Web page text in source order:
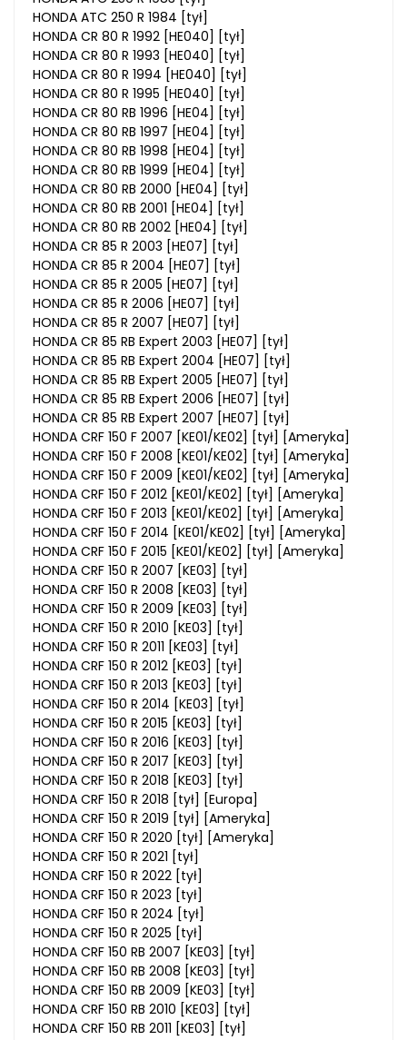
HONDA ATC 250 R 1984 [tył]
HONDA CR 80 R 1992 [HE040] [tył]
HONDA CR 80 R 1993 [HE040] [tył]
HONDA CR 80 R 1994 [HE040] [tył]
HONDA CR 80 R 1995 [HE040] [tył]
HONDA CR 80 RB 1996 [HE04] [tył]
HONDA CR 80 RB 1997 [HE04] [tył]
HONDA CR 80 RB 1998 [HE04] [tył]
HONDA CR 80 RB 1999 [HE04] [tył]
HONDA CR 80 RB 2000 [HE04] [tył]
HONDA CR 80 RB 2001 [HE04] [tył]
HONDA CR 80 RB 2002 [HE04] [tył]
HONDA CR 85 R 2003 [HE07] [tył]
HONDA CR 85 R 2004 [HE07] [tył]
HONDA CR 85 R 2005 [HE07] [tył]
HONDA CR 85 R 2006 [HE07] [tył]
HONDA CR 85 R 2007 [HE07] [tył]
HONDA CR 85 RB Expert 2003 [HE07] [tył]
HONDA CR 85 RB Expert 2004 [HE07] [tył]
HONDA CR 85 RB Expert 2005 [HE07] [tył]
HONDA CR 85 RB Expert 2006 [HE07] [tył]
HONDA CR 85 RB Expert 2007 [HE07] [tył]
HONDA CRF 150 F 2007 [KE01/KE02] [tył] [Ameryka]
HONDA CRF 150 F 2008 [KE01/KE02] [tył] [Ameryka]
HONDA CRF 150 F 2009 [KE01/KE02] [tył] [Ameryka]
HONDA CRF 150 F 2012 [KE01/KE02] [tył] [Ameryka]
HONDA CRF 150 F 2013 [KE01/KE02] [tył] [Ameryka]
HONDA CRF 150 F 2014 [KE01/KE02] [tył] [Ameryka]
HONDA CRF 150 F 2015 [KE01/KE02] [tył] [Ameryka]
HONDA CRF 150 R 2007 [KE03] [tył]
HONDA CRF 150 R 2008 [KE03] [tył]
HONDA CRF 150 R 2009 [KE03] [tył]
HONDA CRF 150 R 2010 [KE03] [tył]
HONDA CRF 150 R 2011 [KE03] [tył]
HONDA CRF 150 R 2012 [KE03] [tył]
HONDA CRF 150 R 2013 [KE03] [tył]
HONDA CRF 150 R 2014 [KE03] [tył]
HONDA CRF 150 R 2015 [KE03] [tył]
HONDA CRF 150 R 2016 [KE03] [tył]
HONDA CRF 150 R 2017 [KE03] [tył]
HONDA CRF 150 R 2018 [KE03] [tył]
HONDA CRF 150 R 2018 [tył] [Europa]
HONDA CRF 150 R 2019 [tył] [Ameryka]
HONDA CRF 150 R 2020 [tył] [Ameryka]
HONDA CRF 150 R 2021 [tył]
HONDA CRF 150 R 2022 [tył]
HONDA CRF 150 R 2023 [tył]
HONDA CRF 150 R 2024 [tył]
HONDA CRF 150 R 2025 [tył]
HONDA CRF 150 RB 2007 [KE03] [tył]
HONDA CRF 150 RB 2008 [KE03] [tył]
HONDA CRF 150 RB 2009 [KE03] [tył]
HONDA CRF 150 RB 2010 [KE03] [tył]
HONDA CRF 150 RB 2011 [KE03] [tył]